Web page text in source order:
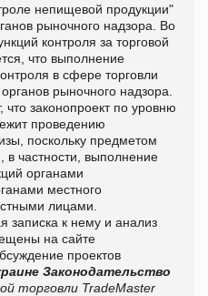
непищевой продукции"
рыночного надзора. Во
контроля за торговой
что выполнение
в сфере торговли
рыночного надзора.
законопроект по уровню
проведению
поскольку предметом
в частности, выполнение
органами
местного
лицами.
записка к нему и анализ
на сайте
проектов
Законодательство
торговли TradeMaster